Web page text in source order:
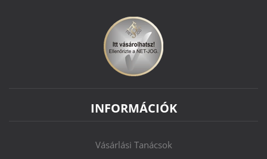
INFORMÁCIÓK
Vásárlási Tanácsok